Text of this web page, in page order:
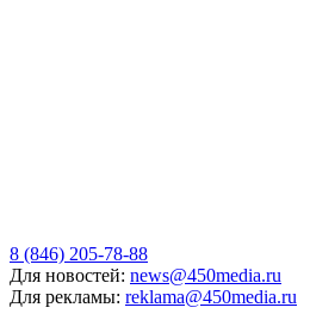
8 (846) 205-78-88
Для новостей: news@450media.ru
Для рекламы: reklama@450media.ru